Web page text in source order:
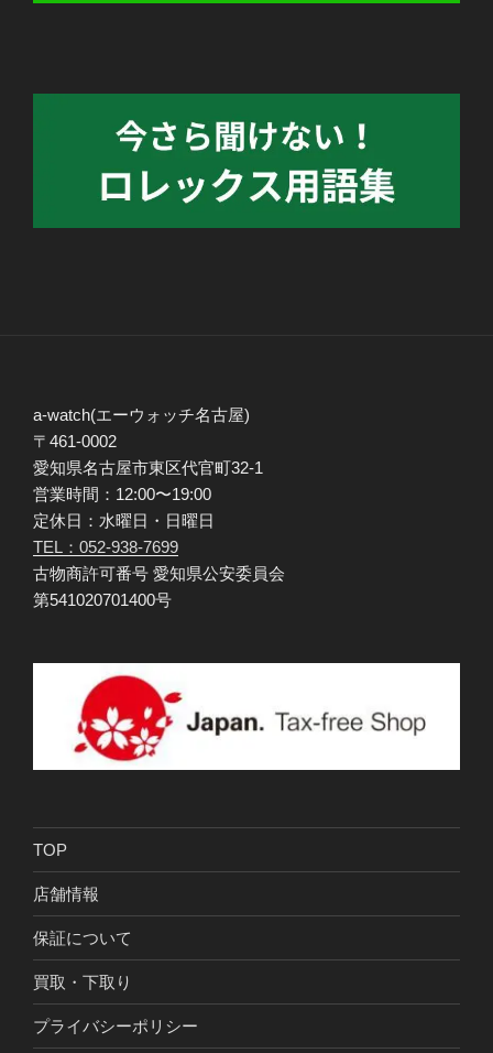
a-watch(エーウォッチ名古屋)
〒461-0002
愛知県名古屋市東区代官町32-1
営業時間：12:00〜19:00
定休日：水曜日・日曜日
TEL：052-938-7699
古物商許可番号 愛知県公安委員会
第541020701400号
TOP
店舗情報
保証について
買取・下取り
プライバシーポリシー